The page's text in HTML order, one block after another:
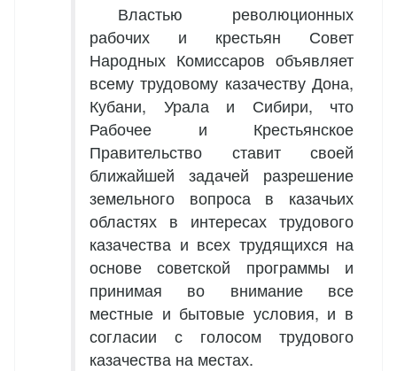
Властью революционных
рабочих и крестьян Совет
Народных Комиссаров объявляет
всему трудовому казачеству Дона,
Кубани, Урала и Сибири, что
Рабочее и Крестьянское
Правительство ставит своей
ближайшей задачей разрешение
земельного вопроса в казачьих
областях в интересах трудового
казачества и всех трудящихся на
основе советской программы и
принимая во внимание все
местные и бытовые условия, и в
согласии с голосом трудового
казачества на местах.